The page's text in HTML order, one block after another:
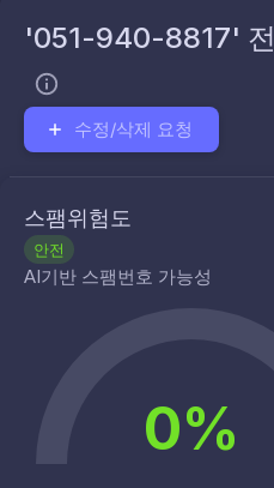
'051-940-8817'
수정/삭제 요청
스팸위험도
안전
AI기반 스팸번호 가능성
0%